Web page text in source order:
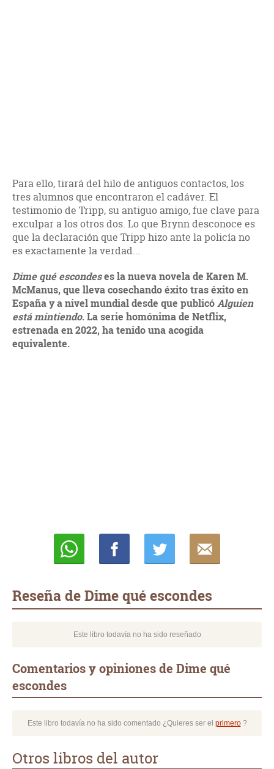
Para ello, tirará del hilo de antiguos contactos, los
tres alumnos que encontraron el cadáver. El
testimonio de Tripp, su antiguo amigo, fue clave para
exculpar a los otros dos. Lo que Brynn desconoce es
que la declaración que Tripp hizo ante la policía no
es exactamente la verdad...
Dime qué escondeses la nueva novela de Karen M.
McManus, que lleva cosechando éxito tras éxito en
España y a nivel mundial desde que publicó Alguien
está mintiendo. La serie homónima de Netflix,
estrenada en 2022, ha tenido una acogida
equivalente.
Reseña de Dime qué escondes
Este libro todavía no ha sido reseñado
Comentarios y opiniones de Dime qué
escondes
Este libro todavía no ha sido comentado ¿Quieres ser el primero?
Otros libros del autor